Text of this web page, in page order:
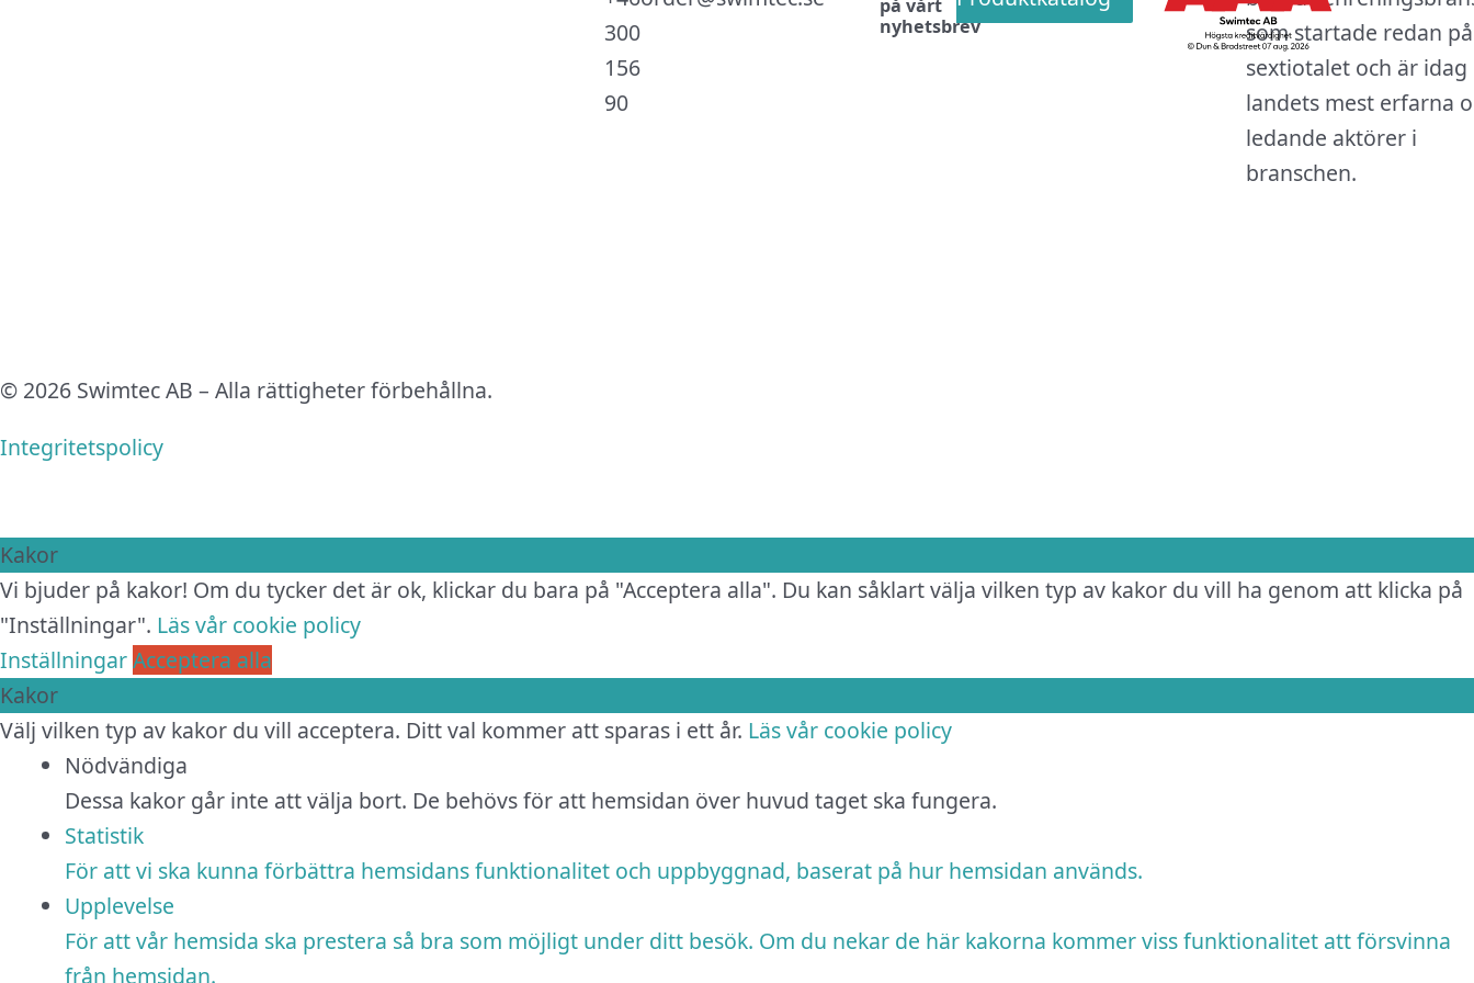
som startade redan på
sextiotalet och är idag
landets mest erfarna
ledande aktörer i
branschen.
300
156
90
på vårt
nyhetsbrev
© 2026 Swimtec AB – Alla rättigheter förbehållna.
Integritetspolicy
Kakor
Vi bjuder på kakor! Om du tycker det är ok, klickar du bara på "Acceptera alla". Du kan såklart välja vilken typ av kakor du vill ha genom att klicka på
"Inställningar". Läs vår cookie policy
InställningarAcceptera alla
Kakor
Välj vilken typ av kakor du vill acceptera. Ditt val kommer att sparas i ett år. Läs vår cookie policy
Nödvändiga
Dessa kakor går inte att välja bort. De behövs för att hemsidan över huvud taget ska fungera.
Statistik
För att vi ska kunna förbättra hemsidans funktionalitet och uppbyggnad, baserat på hur hemsidan används.
Upplevelse
För att vår hemsida ska prestera så bra som möjligt under ditt besök. Om du nekar de här kakorna kommer viss funktionalitet att försvinna
från hemsidan.